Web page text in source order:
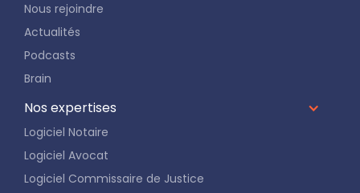
Nous rejoindre
Actualités
Podcasts
Brain
Nos expertises
Logiciel Notaire
Logiciel Avocat
Logiciel Commissaire de Justice